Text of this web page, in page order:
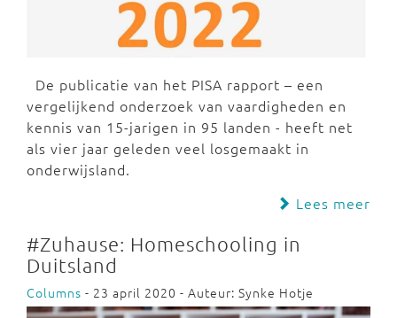
De publicatie van het PISA rapport – een
vergelijkend onderzoek van vaardigheden en
kennis van 15-jarigen in 95 landen - heeft net
als vier jaar geleden veel losgemaakt in
onderwijsland.
Lees meer
#Zuhause: Homeschooling in
Duitsland
Columns - 23 april 2020 - Auteur: Synke Hotje